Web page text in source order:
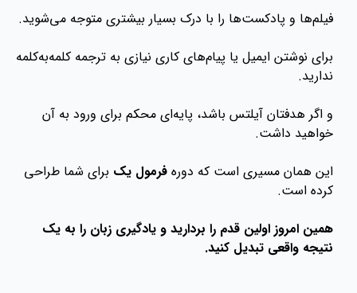
فیلم‌ها و پادکست‌ها را با درک بسیار بیشتری متوجه می‌شوید.
برای نوشتن ایمیل یا پیام‌های کاری نیازی به ترجمه کلمه‌به‌کلمه
ندارید.
و اگر هدفتان آیلتس باشد، پایه‌ای محکم برای ورود به آن
خواهید داشت.
این همان مسیری است که دوره فرمول یک برای شما طراحی
کرده است.
همین امروز اولین قدم را بردارید و یادگیری زبان را به یک
نتیجه واقعی تبدیل کنید.